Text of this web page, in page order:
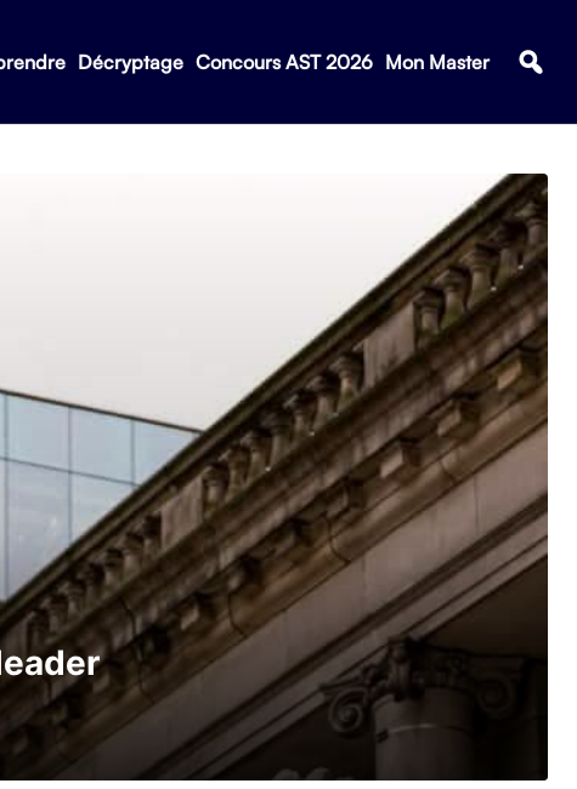
Décryptage Concours AST 2026 Mon Master